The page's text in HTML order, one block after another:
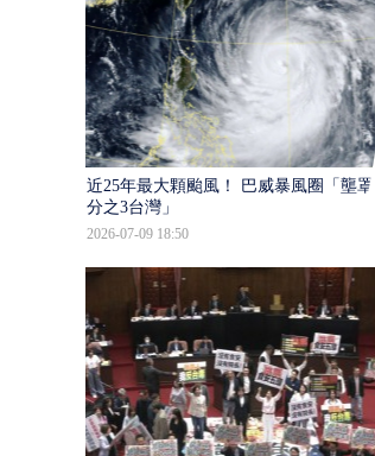
近25年最大顆颱風！ 巴威暴風圈「壟罩4
分之3台灣」
2026-07-09 18:50